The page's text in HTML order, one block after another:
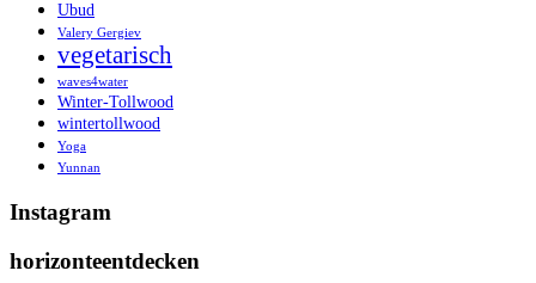
Ubud
Valery Gergiev
vegetarisch
waves4water
Winter-Tollwood
wintertollwood
Yoga
Yunnan
Instagram
horizonteentdecken